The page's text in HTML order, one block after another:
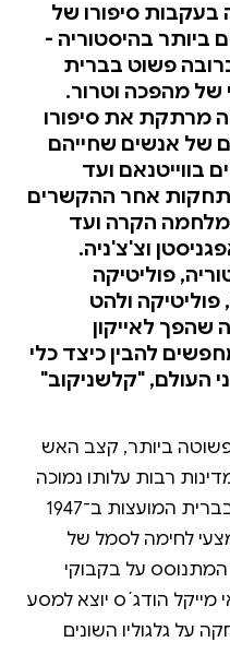
סיפורו של
בהיסטוריה -
פשוט בברית
של מהפכה וטרור.
מרתקת את סיפורו
של אנשים שחייהם
בווייטנאם ועד
אחר ההקשרים
הקרה ועד
וצ'צ'ניה.
פוליטיקה
ולהט
שהפך לאייקון
להבין כיצד כלי
העולם, "קלשניקוב"
פשוטה ביותר, קצב האש
ובמדינות רבות עלותו נמוכה
מזו של תרנגולת. מאז הומצא בברית המועצות ב־1947
לחימה לסמל של
המתנוסס על בקבוקי
מייקל הודג´ס יוצא למסע
על גלגוליו השונים